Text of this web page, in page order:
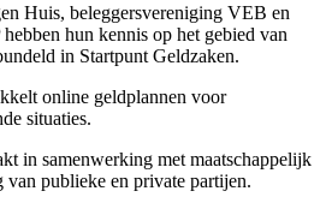
Huis, beleggersvereniging VEB en
hun kennis op het gebied van
in Startpunt Geldzaken.
online geldplannen voor
situaties.
in samenwerking met maatschappelijk
publieke en private partijen.